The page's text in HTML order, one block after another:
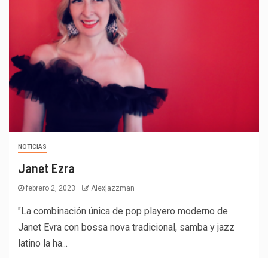
NOTICIAS
Janet Ezra
febrero 2, 2023 Alexjazzman
"La combinación única de pop playero moderno de
Janet Evra con bossa nova tradicional, samba y jazz
latino la ha...